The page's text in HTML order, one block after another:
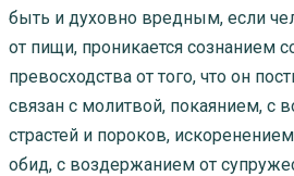
быть и духовно вредным, если
от пищи, проникается сознанием
превосходства от того, что он
связан с молитвой, покаянием, с
страстей и пороков,
обид, с воздержанием от